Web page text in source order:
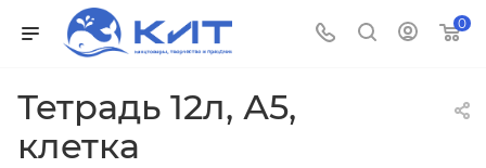
0
Тетрадь 12л, А5,
клетка